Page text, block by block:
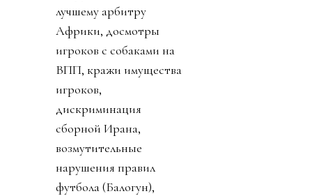
лучшему арбитру
Африки, досмотры
игроков с собаками на
ВПП, кражи имущества
игроков,
дискриминация
сборной Ирана,
возмутительные
нарушения правил
футбола (Балогун),